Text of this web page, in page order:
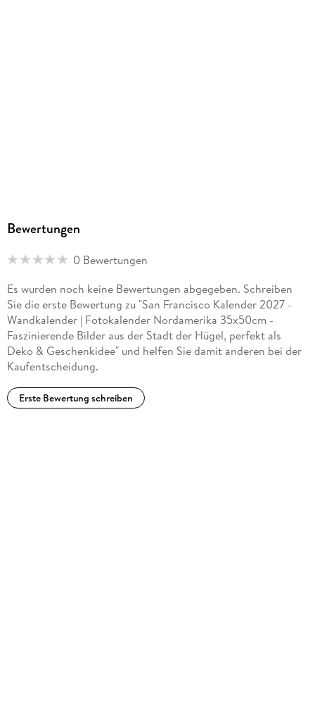
Bewertungen
0 Bewertungen
Es wurden noch keine Bewertungen abgegeben. Schreiben
Sie die erste Bewertung zu "San Francisco Kalender 2027 -
Wandkalender | Fotokalender Nordamerika 35x50cm -
Faszinierende Bilder aus der Stadt der Hügel, perfekt als
Deko & Geschenkidee" und helfen Sie damit anderen bei der
Kaufentscheidung.
Erste Bewertung schreiben